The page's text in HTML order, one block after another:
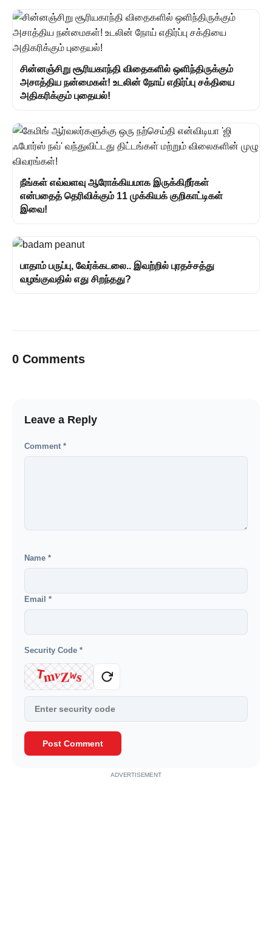
சின்னஞ்சிறு சூரியகாந்தி விதைகளில் ஒளிந்திருக்கும்
அசாத்திய நன்மைகள்! உடலின் நோய் எதிர்ப்பு சக்தியை
அதிகரிக்கும் புதையல்!
நீங்கள் எவ்வளவு ஆரோக்கியமாக இருக்கிறீர்கள்
என்பதைத் தெரிவிக்கும் 11 முக்கியக் குறிகாட்டிகள்
இவை!
பாதாம் பருப்பு, வேர்க்கடலை.. இவற்றில் புரதச்சத்து
வழங்குவதில் எது சிறந்தது?
0 Comments
Leave a Reply
Comment *
Name *
Email *
Security Code *
TmvZws
Post Comment
ADVERTISEMENT